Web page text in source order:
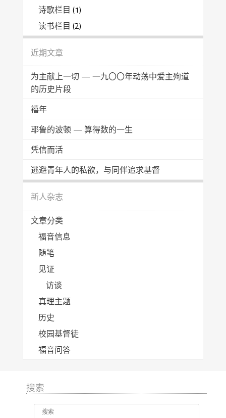
诗歌栏目 (1)
读书栏目 (2)
近期文章
为主献上一切 — 一九〇〇年动荡中爱主殉道
的历史片段
禧年
耶鲁的波顿 — 算得数的一生
凭信而活
逃避青年人的私欲，与同伴追求基督
新人杂志
文章分类
福音信息
随笔
见证
访谈
真理主题
历史
校园基督徒
福音问答
搜索